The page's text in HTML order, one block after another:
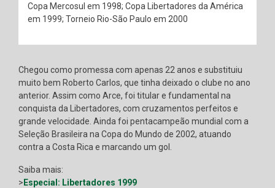
Copa Mercosul em 1998; Copa Libertadores da América
em 1999; Torneio Rio-São Paulo em 2000
Chegou como promessa com apenas 22 anos e substituiu
muito bem Roberto Carlos, que tinha deixado o clube no ano
anterior. Assim como Arce, foi titular e fundamental na
conquista da Libertadores, com cruzamentos perfeitos e
grande velocidade. Ainda foi pentacampeão mundial com a
Seleção Brasileira na Copa do Mundo de 2002, atuando
contra a Costa Rica e marcando um gol.
Saiba mais:
> Especial: Libertadores 1999